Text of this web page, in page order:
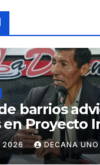
barrios
en Proyecto
2026 DECANA UNO